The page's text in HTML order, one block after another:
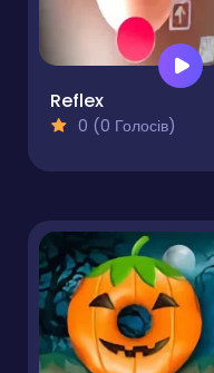
Reflex
0 (0 Голосів)